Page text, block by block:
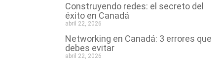
Construyendo redes: el secreto del
éxito en Canadá
abril 22, 2026
Networking en Canadá: 3 errores que
debes evitar
abril 22, 2026